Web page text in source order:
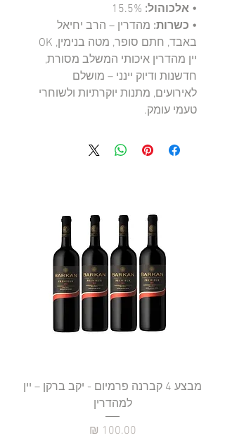
• אלכוהול:
• כשרות: מהדרין – הרב יחיאל
באבד, חתם סופר, מטה בנימין, OK
יין מהדרין איכותי המשלב מסורת,
חדשנות ודיוק יינני – מושלם
לאירועים, מתנות יוקרתיות ולשוחרי
טעמי עומק.
מבצע 4 קברנה פרמיום - יקב ברקן – יין
למהדרין
מחיר